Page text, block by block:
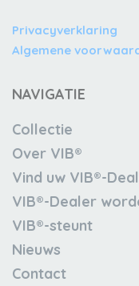
Privacyverklaring
Algemene
NAVIGATIE
Collectie
Over VIB®
Vind uw VIB®-
VIB®-Dealer
VIB®-steunt
Nieuws
Contact